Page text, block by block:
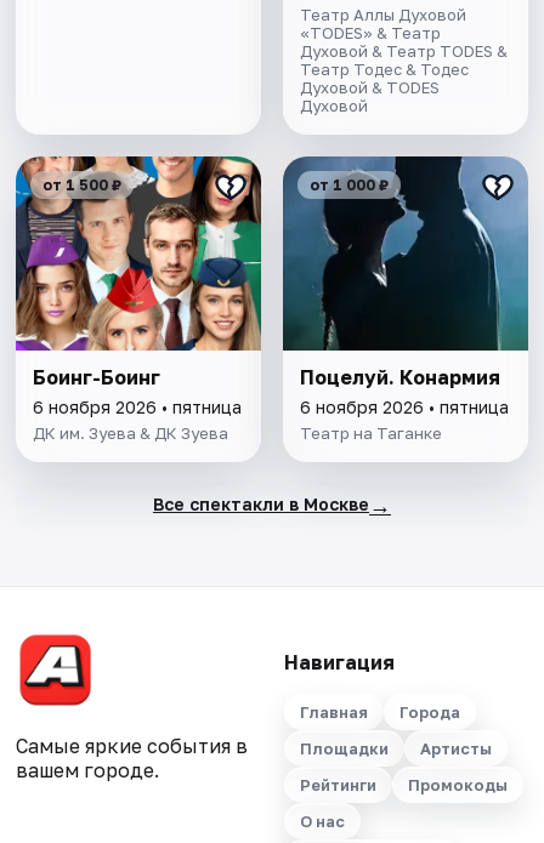
Театр Аллы Духовой
«TODES» & Театр
Духовой & Театр TODES &
Театр Тодес & Тодес
Духовой & TODES
Духовой
от 1 500 ₽
Боинг-Боинг
6 ноября 2026 • пятница
ДК им. Зуева & ДК Зуева
от 1 000 ₽
Поцелуй. Конармия
6 ноября 2026 • пятница
Театр на Таганке
Все спектакли в Москве →
Самые яркие события в
вашем городе.
Навигация
Главная
Города
Площадки
Артисты
Рейтинги
Промокоды
О нас